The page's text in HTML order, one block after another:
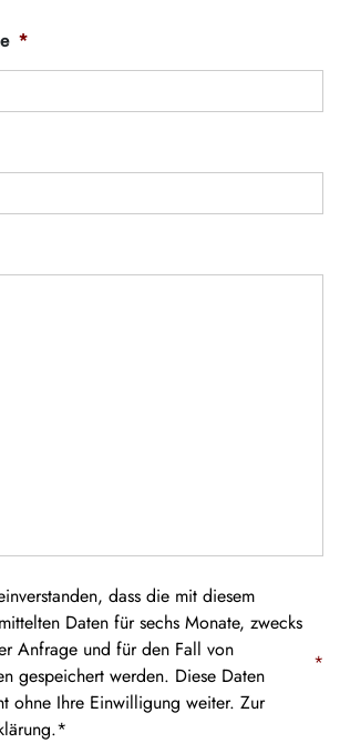
*
dass die mit diesem
Daten für sechs Monate, zwecks
Anfrage und für den Fall von
gespeichert werden. Diese Daten
ohne Ihre Einwilligung weiter. Zur
.*
*